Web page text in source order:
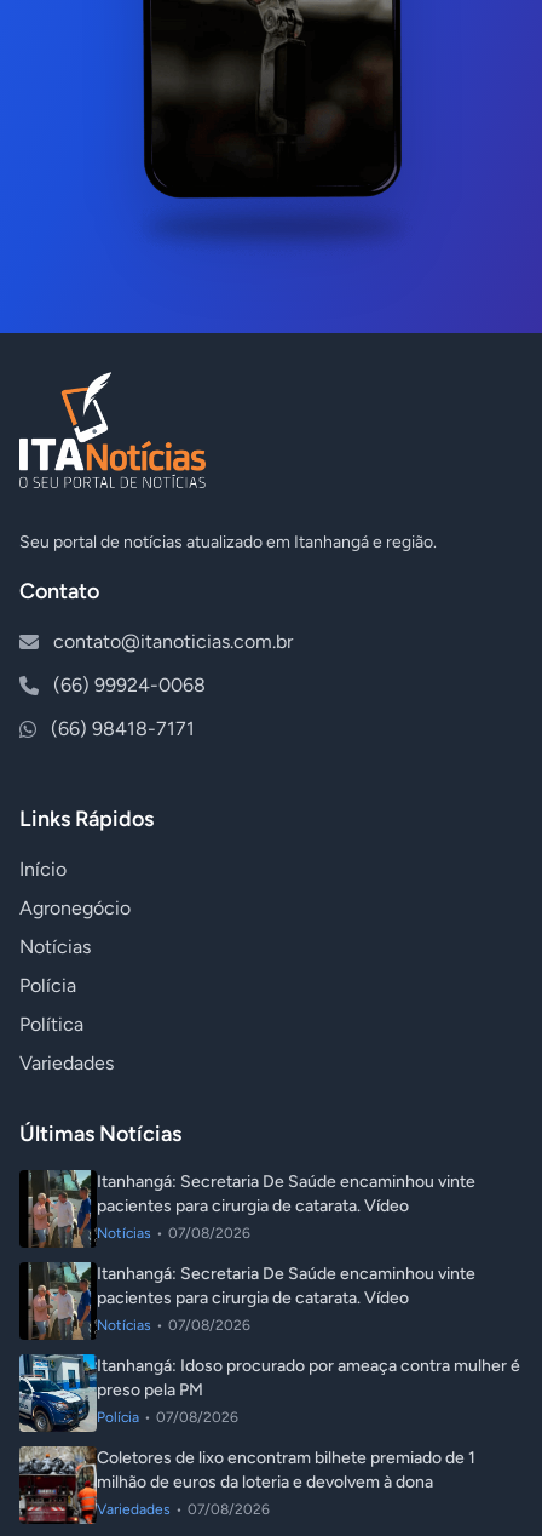
Seu portal de notícias atualizado em Itanhangá e região.
Contato
contato@itanoticias.com.br
(66) 99924-0068
(66) 98418-7171
Links Rápidos
Início
Agronegócio
Notícias
Polícia
Política
Variedades
Últimas Notícias
Itanhangá: Secretaria De Saúde encaminhou vinte
pacientes para cirurgia de catarata. Vídeo
Notícias • 07/08/2026
Itanhangá: Secretaria De Saúde encaminhou vinte
pacientes para cirurgia de catarata. Vídeo
Notícias • 07/08/2026
Itanhangá: Idoso procurado por ameaça contra mulher é
preso pela PM
Polícia • 07/08/2026
Coletores de lixo encontram bilhete premiado de 1
milhão de euros da loteria e devolvem à dona
Variedades • 07/08/2026